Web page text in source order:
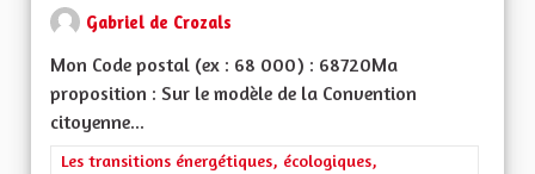
Gabriel de Crozals
Mon Code postal (ex : 68 000) : 68720Ma
proposition : Sur le modèle de la Convention
citoyenne...
Filtrer les résultats de la catégorie : Les transitions
Les transitions énergétiques, écologiques,